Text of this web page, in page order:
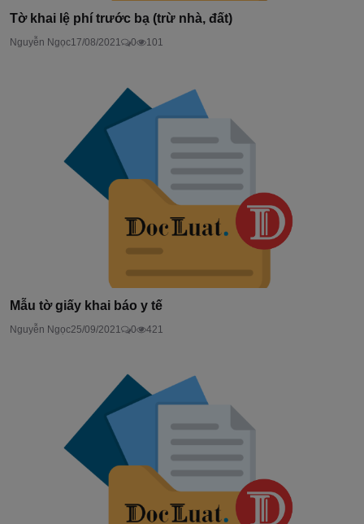
Tờ khai lệ phí trước bạ (trừ nhà, đất)
Nguyễn Ngọc17/08/2021 0 101
Mẫu tờ giấy khai báo y tế
Nguyễn Ngọc25/09/2021 0 421